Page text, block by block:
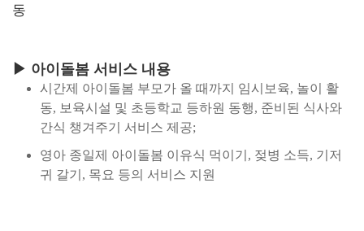
동
▶ 아이돌봄 서비스 내용
시간제 아이돌봄 부모가 올 때까지 임시보육, 놀이 활
동, 보육시설 및 초등학교 등하원 동행, 준비된 식사와
간식 챙겨주기 서비스 제공;
영아 종일제 아이돌봄 이유식 먹이기, 젖병 소득, 기저
귀 갈기, 목요 등의 서비스 지원